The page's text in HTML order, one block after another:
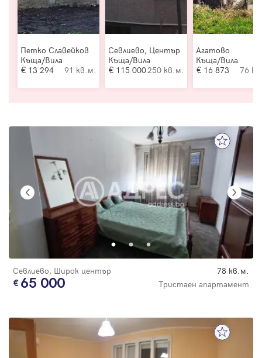
Петко Славейков
Къща/Вила
13 294
91 кв.м.
Севлиево, Център
Къща/Вила
115 000250 кв.м.
Агатово
Къща/Вила
16 873
76
Севлиево, Широк център 78 кв.м.
65 000 Тристаен апартамент